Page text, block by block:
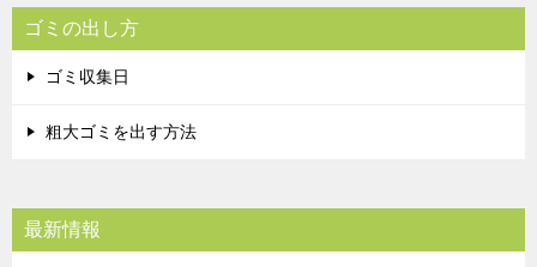
ゴミの出し方
ゴミ収集日
粗大ゴミを出す方法
最新情報